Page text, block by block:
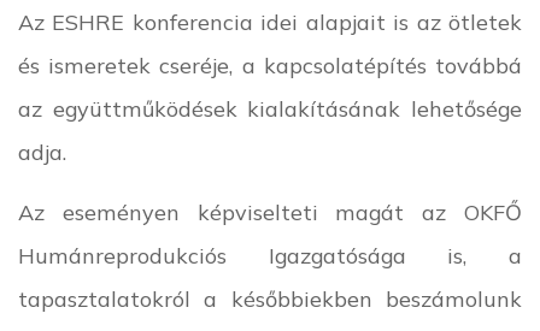
Az ESHRE konferencia idei alapjait is az ötletek
és ismeretek cseréje, a kapcsolatépítés továbbá
az együttműködések kialakításának lehetősége
adja.
Az eseményen képviselteti magát az OKFŐ
Humánreprodukciós Igazgatósága is, a
tapasztalatokról a későbbiekben beszámolunk